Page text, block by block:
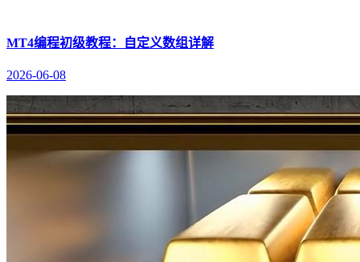
MT4编程初级教程：自定义数组详解
2026-06-08